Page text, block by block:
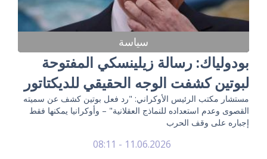
سياسة
بودولياك: رسالة زيلينسكي المفتوحة
لبوتين كشفت الوجه الحقيقي للديكتاتور
مستشار مكتب الرئيس الأوكراني: "رد فعل بوتين كشف عن سميته
القصوى وعدم استعداده للنماذج العقلانية" – وأوكرانيا يمكنها فقط
إجباره على وقف الحرب
11.06.2026 - 08:11